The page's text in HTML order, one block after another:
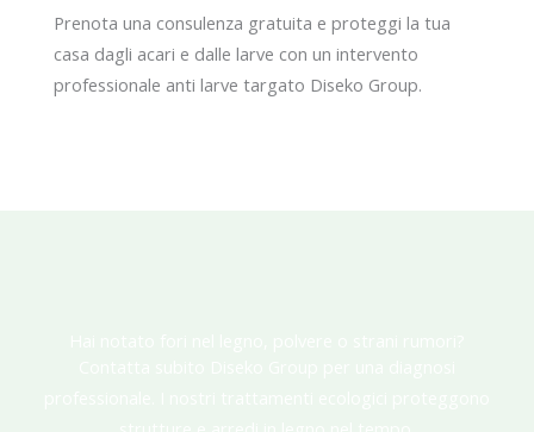
Prenota una consulenza gratuita e proteggi la tua
casa dagli acari e dalle larve con un intervento
professionale anti larve targato Diseko Group.